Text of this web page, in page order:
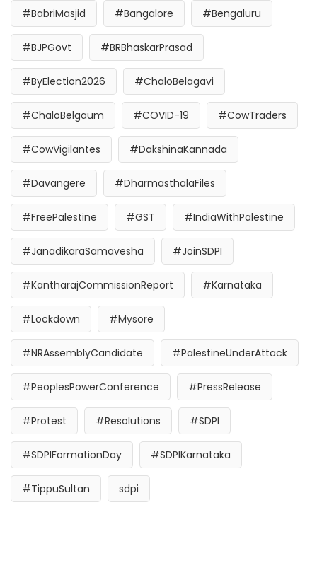
#BabriMasjid #Bangalore #Bengaluru
#BJPGovt #BRBhaskarPrasad
#ByElection2026 #ChaloBelagavi
#ChaloBelgaum #COVID-19 #CowTraders
#CowVigilantes #DakshinaKannada
#Davangere #DharmasthalaFiles
#FreePalestine #GST #IndiaWithPalestine
#JanadikaraSamavesha #JoinSDPI
#KantharajCommissionReport #Karnataka
#Lockdown #Mysore
#NRAssemblyCandidate #PalestineUnderAttack
#PeoplesPowerConference #PressRelease
#Protest #Resolutions #SDPI
#SDPIFormationDay #SDPIKarnataka
#TippuSultan sdpi